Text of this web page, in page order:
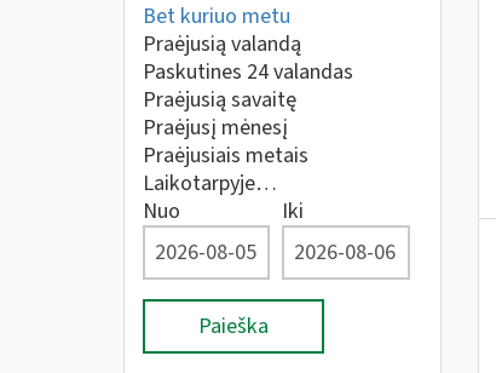
Bet kuriuo metu
Praėjusią valandą
Paskutines 24 valandas
Praėjusią savaitę
Praėjusį mėnesį
Praėjusiais metais
Laikotarpyje…
Nuo
Iki
Paieška